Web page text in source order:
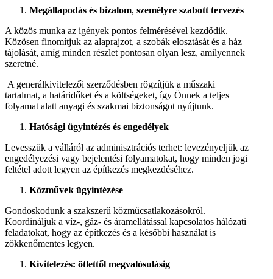
Megállapodás és bizalom, személyre szabott tervezés
A közös munka az igények pontos felmérésével kezdődik.
Közösen finomítjuk az alaprajzot, a szobák elosztását és a ház
tájolását, amíg minden részlet pontosan olyan lesz, amilyennek
szeretné.
A generálkivitelezői szerződésben rögzítjük a műszaki
tartalmat, a határidőket és a költségeket, így Önnek a teljes
folyamat alatt anyagi és szakmai biztonságot nyújtunk.
Hatósági ügyintézés és engedélyek
Levesszük a válláról az adminisztrációs terhet: levezényeljük az
engedélyezési vagy bejelentési folyamatokat, hogy minden jogi
feltétel adott legyen az építkezés megkezdéséhez.
Közművek ügyintézése
Gondoskodunk a szakszerű közműcsatlakozásokról.
Koordináljuk a víz-, gáz- és áramellátással kapcsolatos hálózati
feladatokat, hogy az építkezés és a későbbi használat is
zökkenőmentes legyen.
Kivitelezés: ötlettől megvalósulásig